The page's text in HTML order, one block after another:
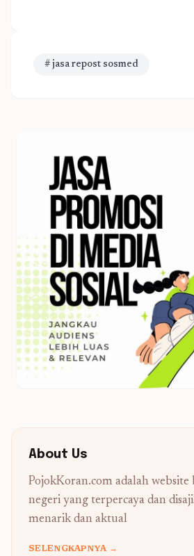
# jasa repost sosmed
About Us
PojokKoran.com adalah website
negeri yang terpercaya dan
menarik dan aktual
SELENGKAPNYA →